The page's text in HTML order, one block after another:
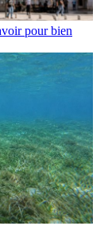
pour bien